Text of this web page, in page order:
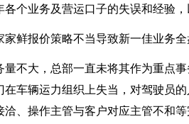
个业务及营运口子的失误和经验，
鲜报价策略不当导致新一佳业务全
量不大，总部一直未将其作为重点
车辆运力组织上失当，对驾驶员
、操作主管与客户对应主管不和